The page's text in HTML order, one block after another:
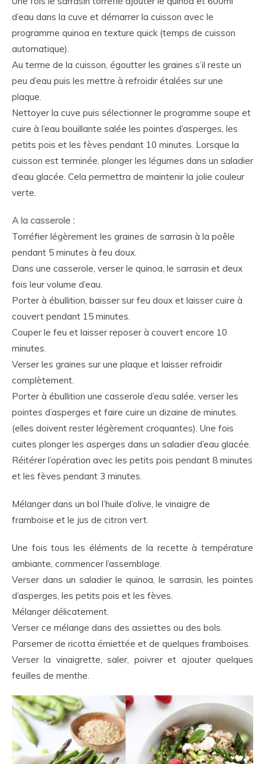
d’eau dans la cuve et démarrer la cuisson avec le
programme quinoa en texture quick (temps de cuisson
automatique).
Au terme de la cuisson, égoutter les graines s’il reste un
peu d’eau puis les mettre à refroidir étalées sur une
plaque.
Nettoyer la cuve puis sélectionner le programme soupe et
cuire à l’eau bouillante salée les pointes d’asperges, les
petits pois et les fèves pendant 10 minutes. Lorsque la
cuisson est terminée, plonger les légumes dans un saladier
d’eau glacée. Cela permettra de maintenir la jolie couleur
verte.
A la casserole :
Torréfier légèrement les graines de sarrasin à la poêle
pendant 5 minutes à feu doux.
Dans une casserole, verser le quinoa, le sarrasin et deux
fois leur volume d’eau.
Porter à ébullition, baisser sur feu doux et laisser cuire à
couvert pendant 15 minutes.
Couper le feu et laisser reposer à couvert encore 10
minutes.
Verser les graines sur une plaque et laisser refroidir
complètement.
Porter à ébullition une casserole d’eau salée, verser les
pointes d’asperges et faire cuire un dizaine de minutes.
(elles doivent rester légèrement croquantes). Une fois
cuites plonger les asperges dans un saladier d’eau glacée.
Réitérer l’opération avec les petits pois pendant 8 minutes
et les fèves pendant 3 minutes.
Mélanger dans un bol l’huile d’olive, le vinaigre de
framboise et le jus de citron vert.
Une fois tous les éléments de la recette à température
ambiante, commencer l’assemblage.
Verser dans un saladier le quinoa, le sarrasin, les pointes
d’asperges, les petits pois et les fèves.
Mélanger délicatement.
Verser ce mélange dans des assiettes ou des bols.
Parsemer de ricotta émiettée et de quelques framboises.
Verser la vinaigrette, saler, poivrer et ajouter quelques
feuilles de menthe.